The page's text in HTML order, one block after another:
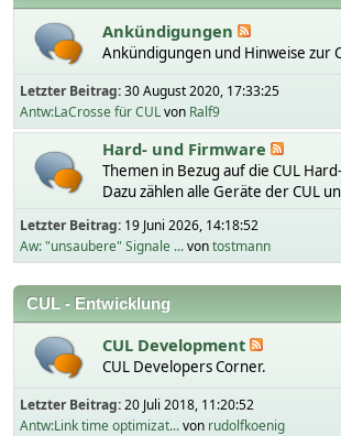
Ankündigungen
Ankündigungen und Hinweise zur
Letzter Beitrag:30 August 2020, 17:33:25
Antw:LaCrosse für CULvon Ralf9
Hard- und Firmware
Themen in Bezug auf die CUL
Dazu zählen alle Geräte der CUL
Letzter Beitrag: 19 Juni 2026, 14:18:52
Aw: "unsaubere" Signale ...vontostmann
CUL - Entwicklung
CUL Development
CUL Developers Corner.
Letzter Beitrag:20 Juli 2018, 11:20:52
Antw:Link time optimizat...von rudolfkoenig